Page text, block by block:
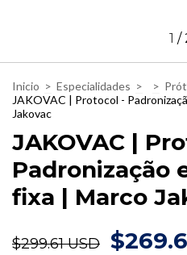
1 /
Inicio > Especialidades > >
JAKOVAC | Protocol -
Jakovac
JAKOVAC |
Padronização
fixa | Marco
$299.61 USD